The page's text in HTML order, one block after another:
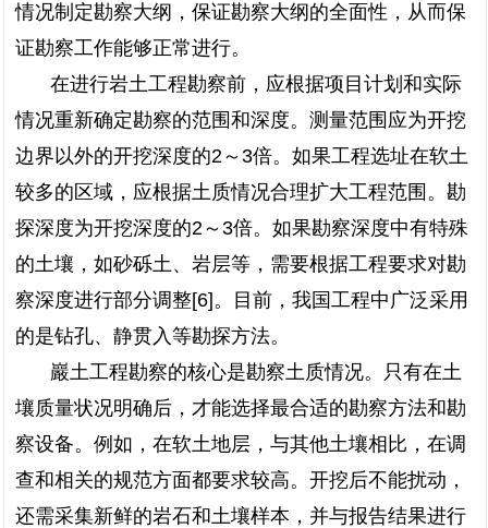
情况制定勘察大纲，保证勘察大纲的全面性，从而保
证勘察工作能够正常进行。
在进行岩土工程勘察前，应根据项目计划和实际
情况重新确定勘察的范围和深度。测量范围应为开挖
边界以外的开挖深度的2～3倍。如果工程选址在软土
较多的区域，应根据土质情况合理扩大工程范围。勘
探深度为开挖深度的2～3倍。如果勘察深度中有特殊
的土壤，如砂砾土、岩层等，需要根据工程要求对勘
察深度进行部分调整[6]。目前，我国工程中广泛采用
的是钻孔、静贯入等勘探方法。
巖土工程勘察的核心是勘察土质情况。只有在土
壤质量状况明确后，才能选择最合适的勘察方法和勘
察设备。例如，在软土地层，与其他土壤相比，在调
查和相关的规范方面都要求较高。开挖后不能扰动，
还需采集新鲜的岩石和土壤样本，并与报告结果进行